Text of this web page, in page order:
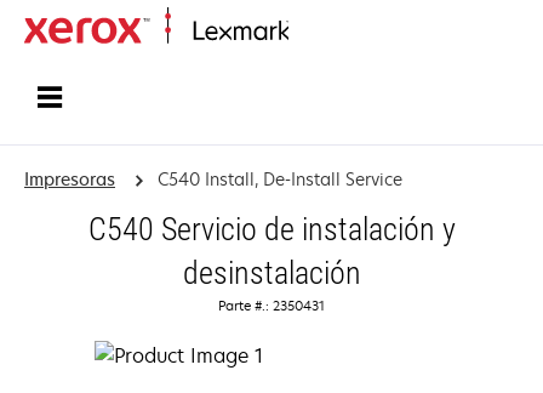
Impresoras C540 Install, De-Install Service
C540 Servicio de instalación y
desinstalación
Parte #.: 2350431